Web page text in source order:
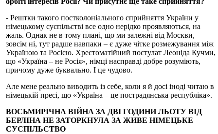
- Рештки такого постколоніального сприйняття України у
німецькому суспільстві все одно нерідко проявляються, на
жаль. Однак не в тому плані, що ми залежні від Москви,
зовсім ні, тут радше навпаки – є дуже чітке розмежування між
Україною та Росією. Хрестоматійний постулат Леоніда Кучми,
що «Україна – не Росія», німці насправді добре розуміють,
причому дуже буквально. І це чудово.
Але мене реально виводить із себе, коли я й досі іноді читаю в
німецькій пресі, що «Україна – це пострадянська республіка».
ВОСЬМИРІЧНА ВІЙНА ЗА ДВІ ГОДИНИ ЛЬОТУ ВІД
БЕРЛІНА НЕ ЗАТОРКНУЛА ЗА ЖИВЕ НІМЕЦЬКЕ
СУСПІЛЬСТВО